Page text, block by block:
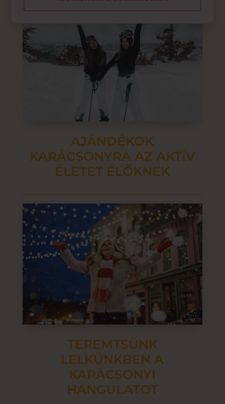
AJÁNDÉKOK
KARÁCSONYRA AZ AKTÍV
ÉLETET ÉLŐKNEK
TEREMTSÜNK
LELKÜNKBEN A
KARÁCSONYI
HANGULATOT